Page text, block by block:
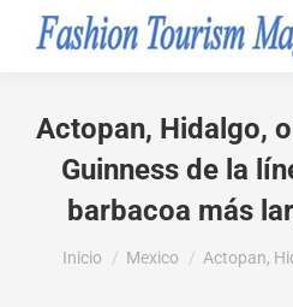
Actopan, Hidalgo,
Guinness de la
barbacoa más
Estás aquí:
Inicio Mexico Actopan,